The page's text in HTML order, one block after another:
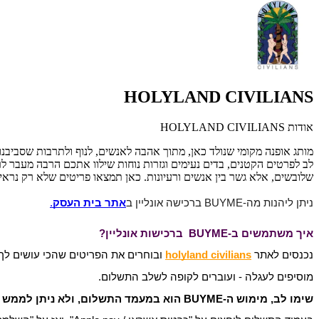
HOLYLAND CIVILIANS
אודות HOLYLAND CIVILIANS
מותג אופנה מקומי שנולד כאן, מתוך אהבה לאנשים, לנוף ולתרבות
לב לפרטים הקטנים, בדים נעימים וגזרות נוחות שילוו אתכם הרבה מעבר
שלובשים, אלא גשר בין אנשים ורעיונות. כאן תמצאו פריטים שלא רק
ניתן ליהנות מה-BUYME ברכישה אונליין ב אתר בית העסק.
איך משתמשים ב-BUYME ברכישות אונליין?
נכנסים לאתר holyland civilians ובוחרים את הפריטים שהכי עושים
מוסיפים לעגלה - ועוברים לקופה לשלב התשלום.
שימו לב, מימוש ה-BUYME הוא במעמד התשלום, ולא ניתן לממש את המתנה בשלב בחירת הפריטים או בחלונית "קוד קופון או גיפטקארד".